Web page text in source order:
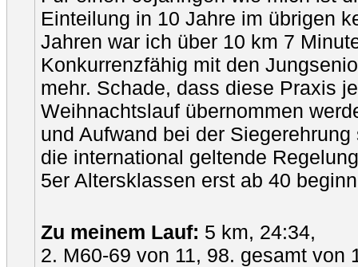
Einteilung in 10 Jahre im übrigen
Jahren war ich über 10 km 7
Konkurrenzfähig mit den
mehr. Schade, dass diese Praxis
Weihnachtslauf übernommen
und Aufwand bei der
die international geltende
5er Altersklassen erst ab 40
Zu meinem Lauf: 5 km, 24:34,
2. M60-69 von 11, 98. gesamt von